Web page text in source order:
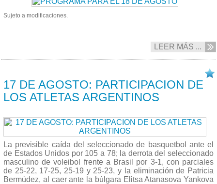
Sujeto a modificaciones.
LEER MÁS ...
17 DE AGOSTO: PARTICIPACION DE
LOS ATLETAS ARGENTINOS
La previsible caída del seleccionado de basquetbol ante el
de Estados Unidos por 105 a 78; la derrota del seleccionado
masculino de voleibol frente a Brasil por 3-1, con parciales
de 25-22, 17-25, 25-19 y 25-23, y la eliminación de Patricia
Bermúdez, al caer ante la búlgara Elitsa Atanasova Yankova